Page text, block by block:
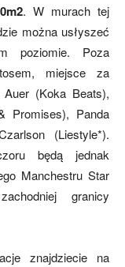
. W murach tej
można usłyszeć
poziomie. Poza
miejsce za
(Koka Beats),
Promises), Panda
(Liestyle*).
będą jednak
Manchestru Star
granicy
znajdziecie na